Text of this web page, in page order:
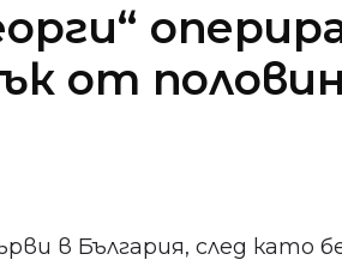
от половин
в България, след като